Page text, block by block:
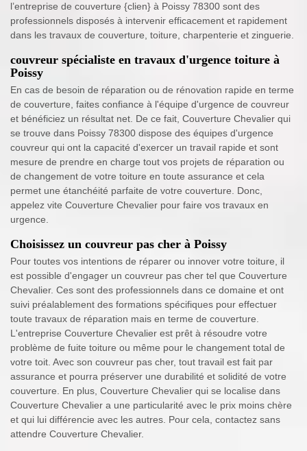
l’entreprise de couverture {clien} à Poissy 78300 sont des
professionnels disposés à intervenir efficacement et rapidement
dans les travaux de couverture, toiture, charpenterie et zinguerie.
couvreur spécialiste en travaux d'urgence toiture à
Poissy
En cas de besoin de réparation ou de rénovation rapide en terme
de couverture, faites confiance à l'équipe d'urgence de couvreur
et bénéficiez un résultat net. De ce fait, Couverture Chevalier qui
se trouve dans Poissy 78300 dispose des équipes d'urgence
couvreur qui ont la capacité d'exercer un travail rapide et sont
mesure de prendre en charge tout vos projets de réparation ou
de changement de votre toiture en toute assurance et cela
permet une étanchéité parfaite de votre couverture. Donc,
appelez vite Couverture Chevalier pour faire vos travaux en
urgence.
Choisissez un couvreur pas cher à Poissy
Pour toutes vos intentions de réparer ou innover votre toiture, il
est possible d'engager un couvreur pas cher tel que Couverture
Chevalier. Ces sont des professionnels dans ce domaine et ont
suivi préalablement des formations spécifiques pour effectuer
toute travaux de réparation mais en terme de couverture.
L'entreprise Couverture Chevalier est prêt à résoudre votre
problème de fuite toiture ou même pour le changement total de
votre toit. Avec son couvreur pas cher, tout travail est fait par
assurance et pourra préserver une durabilité et solidité de votre
couverture. En plus, Couverture Chevalier qui se localise dans
Couverture Chevalier a une particularité avec le prix moins chère
et qui lui différencie avec les autres. Pour cela, contactez sans
attendre Couverture Chevalier.